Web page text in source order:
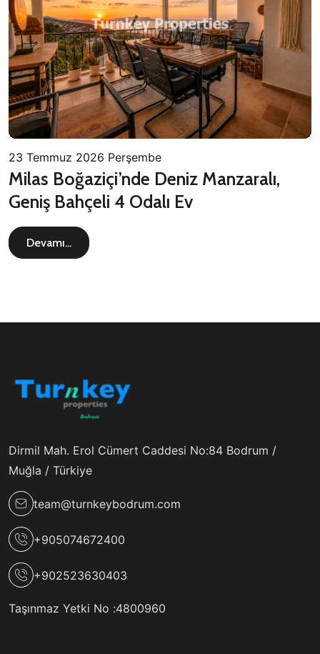
23 Temmuz 2026 Perşembe
Milas Boğaziçi’nde Deniz Manzaralı,
Geniş Bahçeli 4 Odalı Ev
Devamı...
Dirmil Mah. Erol Cümert Caddesi No:84 Bodrum /
Muğla / Türkiye
team@turnkeybodrum.com
+905074672400
+902523630403
Taşınmaz Yetki No :4800960